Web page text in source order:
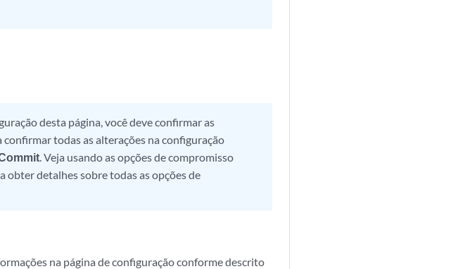
desta página, você deve confirmar as
todas as alterações na configuração
. Veja usando as opções de compromisso
obter detalhes sobre todas as opções de
na página de configuração conforme descrito